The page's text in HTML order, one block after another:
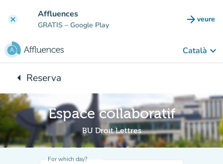
clear Affluences
GRATIS – Google Play arrow_forward veure
(new
Català keyboard_arrow_down
arrow_leftBack to:
Reserva
Espace collaboratif
BU Droit Lettres
For which day?